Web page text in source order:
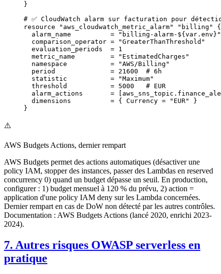
}
# ✅ CloudWatch alarm sur facturation pour
resource "aws_cloudwatch_metric_alarm" "billing"
{
  alarm_name
          =
"billing-alarm- ${ var . env } "
  comparison_operator
= "GreaterThanThreshold"
  evaluation_periods
  =
1
  metric_name
         =
"EstimatedCharges"
  namespace
           =
"AWS/Billing"
  period
              =
21600
  # 6h
  statistic
           =
"Maximum"
  threshold
           =
5000
   # EUR
  alarm_actions
       =
[aws_sns_topic .
  dimensions
          =
{ Currency = "EUR"
}
}
⚠️
AWS Budgets Actions, dernier rempart
AWS Budgets permet des actions automatiques (désactiver une
policy IAM, stopper des instances, passer des Lambdas en reserved
concurrency 0) quand un budget dépasse un seuil. En production,
configurer : 1) budget mensuel à 120 % du prévu, 2) action =
application d'une policy IAM deny sur les Lambda concernées.
Dernier rempart en cas de DoW non détecté par les autres contrôles.
Documentation : AWS Budgets Actions (lancé 2020, enrichi 2023-
2024).
7. Autres risques OWASP serverless en
pratique